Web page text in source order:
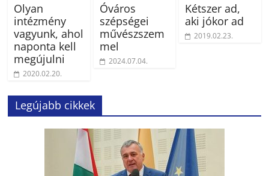
Olyan
intézmény
vagyunk, ahol
naponta kell
megújulni
2020.02.20.
Óváros
szépségei
művészszem
mel
2024.07.04.
Kétszer ad,
aki jókor ad
2019.02.23.
Legújabb cikkek